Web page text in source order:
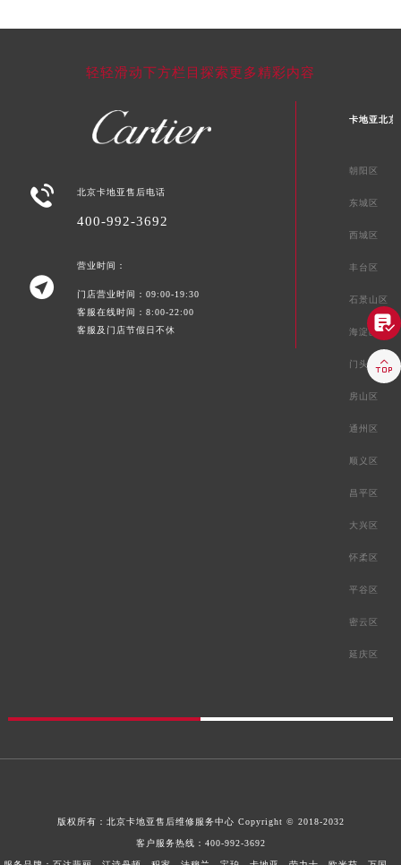
轻轻滑动下方栏目探索更多精彩内容
 北京卡地亚售后电话
400-992-3692

营业时间：
门店营业时间：09:00-19:30
客服在线时间：8:00-22:00
客服及门店节假日不休
卡地亚北京
朝阳区
东城区
西城区
丰台区
石景山区
海淀区
门头沟区
房山区
通州区
顺义区
昌平区
大兴区
怀柔区
平谷区
密云区
延庆区
版权所有： 北京卡地亚售后维修服务中心 Copyright © 2018-2032
客户服务热线： 400-992-3692

